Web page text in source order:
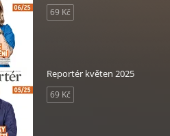
69 Kč
Reportér květen 2025
69 Kč